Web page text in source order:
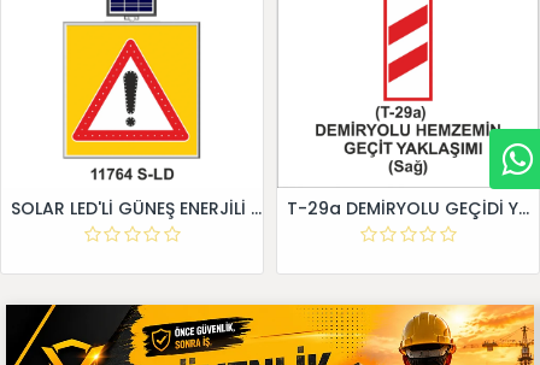
SOLAR LED'Lİ GÜNEŞ ENERJİLİ LEVHA T-29a DEMİRYOLU GEÇİDİ YAKLAŞIM LEVHALARI (Sağ)